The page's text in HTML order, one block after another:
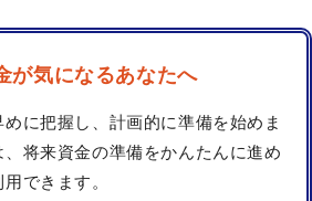
が気になるあなたへ
に把握し、計画的に準備を始めま
将来資金の準備をかんたんに進め
できます。